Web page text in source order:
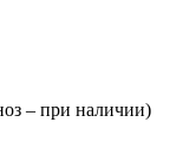
– при наличии)